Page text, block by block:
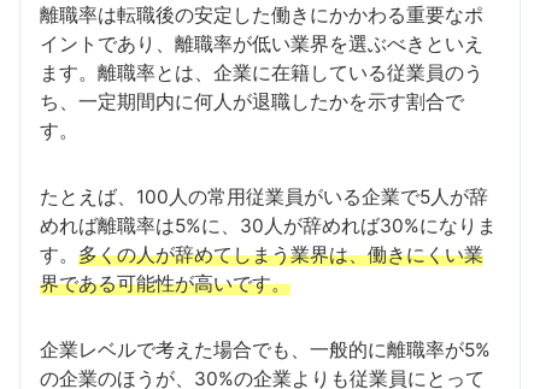
離職率は転職後の安定した働きにかかわる重要なポ
イントであり、離職率が低い業界を選ぶべきといえ
ます。離職率とは、企業に在籍している従業員のう
ち、一定期間内に何人が退職したかを示す割合で
す。
たとえば、100人の常用従業員がいる企業で5人が辞
めれば離職率は5%に、30人が辞めれば30%になりま
す。 多くの人が辞めてしまう業界は、働きにくい業
界である可能性が高いです。
企業レベルで考えた場合でも、一般的に離職率が5%
の企業のほうが、30%の企業よりも従業員にとって